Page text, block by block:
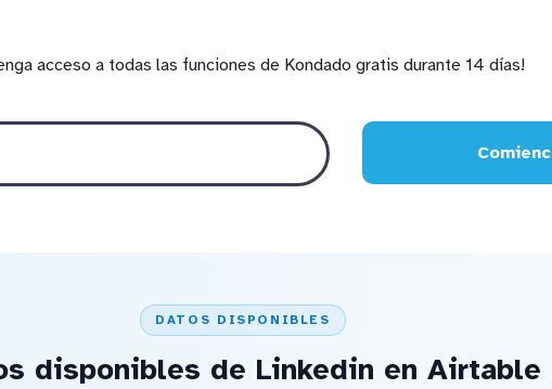
acceso a todas las funciones de Kondado gratis durante 14 días!
DATOS DISPONIBLES
disponibles de Linkedin en Airtable